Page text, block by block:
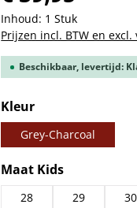
Inhoud: 1 Stuk
Prijzen incl. BTW en
Beschikbaar, levertijd:
Selecteer
Kleur
Grey-Charcoal
Selecteer
Maat Kids
28 29 30